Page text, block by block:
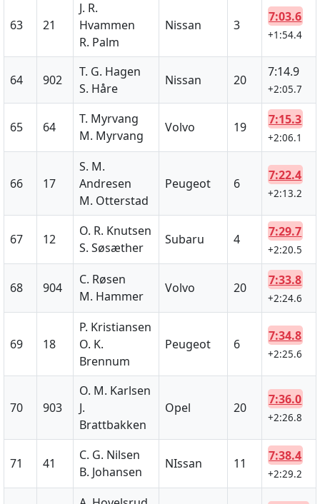
63 21
J. R.
Hvammen
R. Palm
Nissan 3
7:03.6
+1:54.4
64 902
T. G. Hagen
S. Håre
Nissan 20
7:14.9
+2:05.7
65 64
T. Myrvang
M. Myrvang
Volvo 19
7:15.3
+2:06.1
66 17
S. M.
Andresen
M. Otterstad
Peugeot 6
7:22.4
+2:13.2
67 12
O. R. Knutsen
S. Søsæther
Subaru 4
7:29.7
+2:20.5
68 904
C. Røsen
M. Hammer
Volvo 20
7:33.8
+2:24.6
69 18
P. Kristiansen
O. K.
Brennum
Peugeot 6
7:34.8
+2:25.6
70 903
O. M. Karlsen
J.
Brattbakken
Opel 20
7:36.0
+2:26.8
71 41
C. G. Nilsen
B. Johansen
NIssan 11
7:38.4
+2:29.2